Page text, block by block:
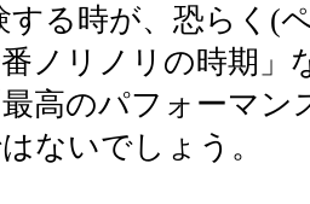
する時が、恐らく(
ノリノリの時期」
高のパフォーマン
ないでしょう。